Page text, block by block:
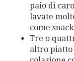
paio di
lavate
come
Tre o
altro piatto